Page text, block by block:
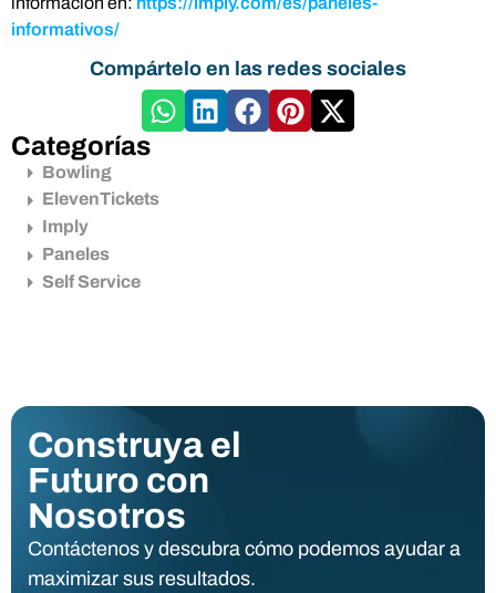
informativos/
Compártelo en las redes sociales
Categorías
Bowling
ElevenTickets
Imply
Paneles
Self Service
Construya el
Futuro con
Nosotros
Contáctenos y descubra cómo podemos ayudar a
maximizar sus resultados.